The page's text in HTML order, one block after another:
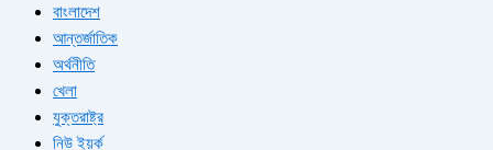
বাংলাদেশ
আন্তর্জাতিক
অর্থনীতি
খেলা
যুক্তরাষ্ট্র
নিউ ইয়র্ক